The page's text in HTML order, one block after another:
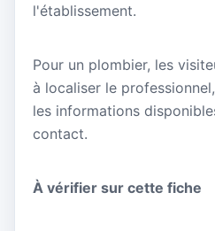
l'établissement.
Pour un plombier, les
à localiser le
les informations
contact.
À vérifier sur cette fiche